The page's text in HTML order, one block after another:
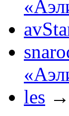
les →